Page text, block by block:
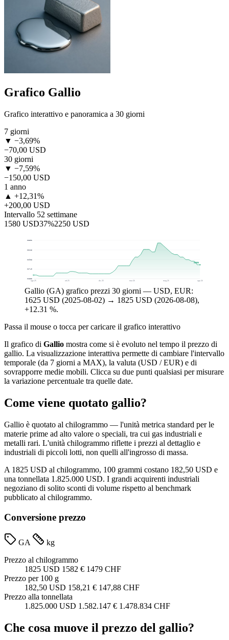
Grafico Gallio
Grafico interattivo e panoramica a 30 giorni
7 giorni
▼ −3,69%
−70,00 USD
30 giorni
▼ −7,59%
−150,00 USD
1 anno
▲ +12,31%
+200,00 USD
Intervallo 52 settimane
1580 USD37%2250 USD
$1553
$1740
$1928
$2115
$2302
ago 25 ott 25 dic 25 mar 26 mag 26 ago 26
$1825
Gallio (GA) grafico prezzi 30 giorni — USD, EUR:
1625 USD (2025-08-02) → 1825 USD (2026-08-08),
+12.31 %.
Passa il mouse o tocca per caricare il grafico interattivo
Il grafico di Gallio mostra come si è evoluto nel tempo il prezzo di
gallio. La visualizzazione interattiva permette di cambiare l'intervallo
temporale (da 7 giorni a MAX), la valuta (USD / EUR) e di
sovrapporre medie mobili. Clicca su due punti qualsiasi per misurare
la variazione percentuale tra quelle date.
Come viene quotato gallio?
Gallio è quotato al chilogrammo — l'unità metrica standard per le
materie prime ad alto valore o speciali, tra cui gas industriali e
metalli rari. L'unità chilogrammo riflette i prezzi al dettaglio e
industriali di piccoli lotti, non quelli all'ingrosso di massa.
A 1825 USD al chilogrammo, 100 grammi costano 182,50 USD e
una tonnellata 1.825.000 USD. I grandi acquirenti industriali
negoziano di solito sconti di volume rispetto al benchmark
pubblicato al chilogrammo.
Conversione prezzo
GA
kg
Prezzo al chilogrammo
1825 USD 1582 € 1479 CHF
Prezzo per 100 g
182,50 USD 158,21 € 147,88 CHF
Prezzo alla tonnellata
1.825.000 USD 1.582.147 € 1.478.834 CHF
Che cosa muove il prezzo del gallio?